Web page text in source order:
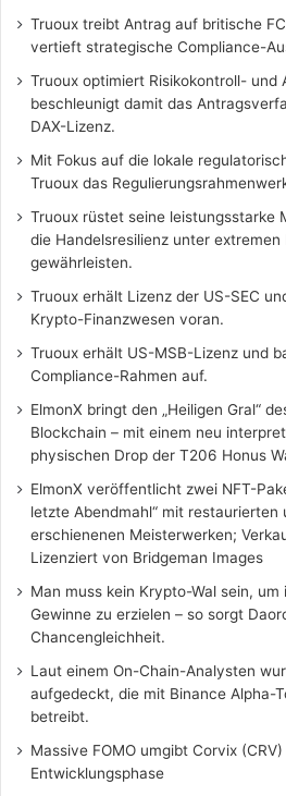
Truoux treibt Antrag auf britische
vertieft strategische Compliance-
Truoux optimiert Risikokontroll- und
beschleunigt damit das
DAX-Lizenz.
Mit Fokus auf die lokale
Truoux das
Truoux rüstet seine leistungsstarke
die Handelsresilienz unter
gewährleisten.
Truoux erhält Lizenz der US-SEC
Krypto-Finanzwesen voran.
Truoux erhält US-MSB-Lizenz und
Compliance-Rahmen auf.
ElmonX bringt den „Heiligen Gral“
Blockchain – mit einem neu
physischen Drop der T206 Honus
ElmonX veröffentlicht zwei NFT-
letzte Abendmahl“ mit
erschienenen Meisterwerken;
Lizenziert von Bridgeman Images
Man muss kein Krypto-Wal sein,
Gewinne zu erzielen – so sorgt
Chancengleichheit.
Laut einem On-Chain-Analysten
aufgedeckt, die mit Binance Alpha-
betreibt.
Massive FOMO umgibt Corvix
Entwicklungsphase